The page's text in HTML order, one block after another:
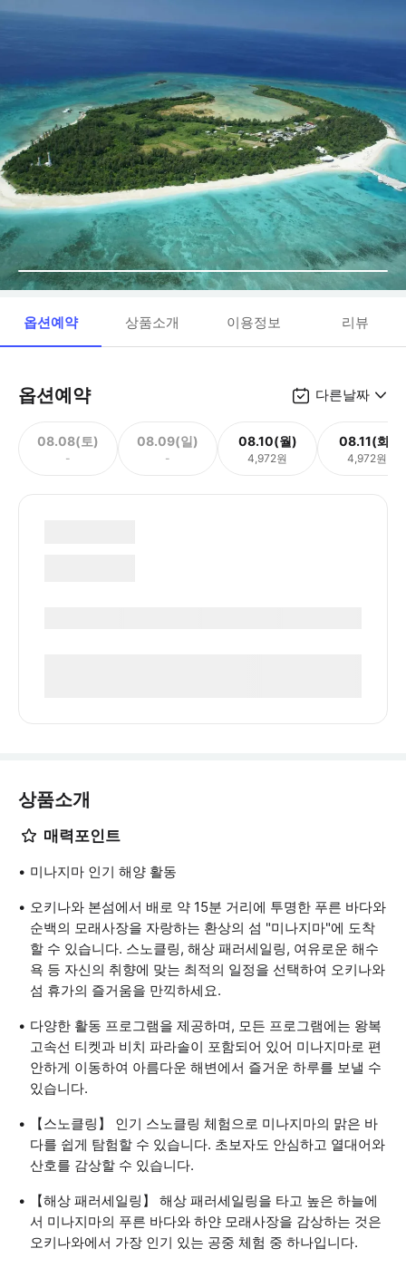
옵션예약 상품소개 이용정보 리뷰
옵션예약 다른날짜
08.08(토)
-
08.09(일)
-
08.10(월)
4,972원
08.11(화)
4,972원
상품소개
매력포인트
미나지마 인기 해양 활동
오키나와 본섬에서 배로 약 15분 거리에 투명한 푸른 바다와
순백의 모래사장을 자랑하는 환상의 섬 "미나지마"에 도착
할 수 있습니다. 스노클링, 해상 패러세일링, 여유로운 해수
욕 등 자신의 취향에 맞는 최적의 일정을 선택하여 오키나와
섬 휴가의 즐거움을 만끽하세요.
다양한 활동 프로그램을 제공하며, 모든 프로그램에는 왕복
고속선 티켓과 비치 파라솔이 포함되어 있어 미나지마로 편
안하게 이동하여 아름다운 해변에서 즐거운 하루를 보낼 수
있습니다.
【스노클링】 인기 스노클링 체험으로 미나지마의 맑은 바
다를 쉽게 탐험할 수 있습니다. 초보자도 안심하고 열대어와
산호를 감상할 수 있습니다.
【해상 패러세일링】 해상 패러세일링을 타고 높은 하늘에
서 미나지마의 푸른 바다와 하얀 모래사장을 감상하는 것은
오키나와에서 가장 인기 있는 공중 체험 중 하나입니다.